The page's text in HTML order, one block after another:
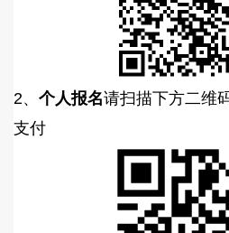
2、 个人报名请扫描下方二维
支付